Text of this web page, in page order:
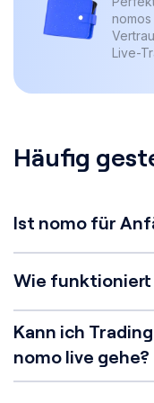
Live-
Häufig
Ist nomo für
Wie funktioniert
Kann ich
nomo live gehe?